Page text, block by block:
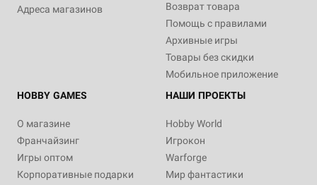
Адреса магазинов
Возврат товара
Помощь с правилами
Архивные игры
Товары без скидки
Мобильное приложение
HOBBY GAMES
О магазине
Франчайзинг
Игры оптом
Корпоративные подарки
НАШИ ПРОЕКТЫ
Hobby World
Игрокон
Warforge
Мир фантастики